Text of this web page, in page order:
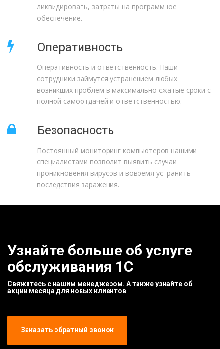
ликвидировать, затраты на программное
обеспечение.
Оперативность
Оперативность и ответственность. Наши
сотрудники займутся устранением любых
возникших проблем в максимально сжатые сроки с
полной самоотдачей и ответственностью.
Безопасность
Постоянный мониторинг компьютеров нашими
специалистами позволит выявить случаи
проникновения вирусов и вовремя устранить
последствия заражения.
Узнайте больше об услуге
обслуживания 1С
Свяжитесь с нашим менеджером. А также узнайте об
акции месяца для новых клиентов
Заказать обратный звонок